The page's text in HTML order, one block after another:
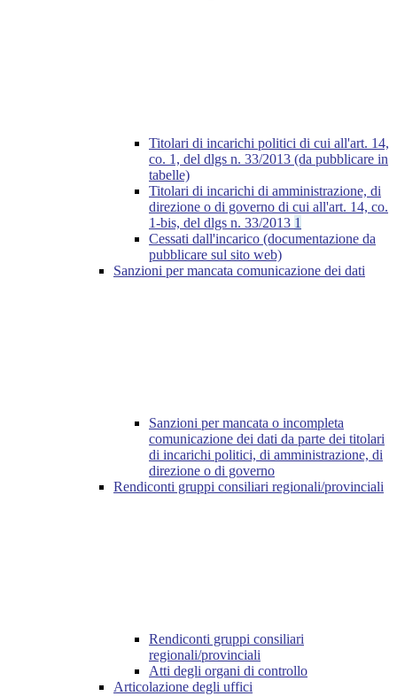
Titolari di incarichi politici di cui all'art. 14,
co. 1, del dlgs n. 33/2013 (da pubblicare in
tabelle)
Titolari di incarichi di amministrazione, di
direzione o di governo di cui all'art. 14, co.
1-bis, del dlgs n. 33/2013 1
Cessati dall'incarico (documentazione da
pubblicare sul sito web)
Sanzioni per mancata comunicazione dei dati
Sanzioni per mancata o incompleta
comunicazione dei dati da parte dei titolari
di incarichi politici, di amministrazione, di
direzione o di governo
Rendiconti gruppi consiliari regionali/provinciali
Rendiconti gruppi consiliari
regionali/provinciali
Atti degli organi di controllo
Articolazione degli uffici